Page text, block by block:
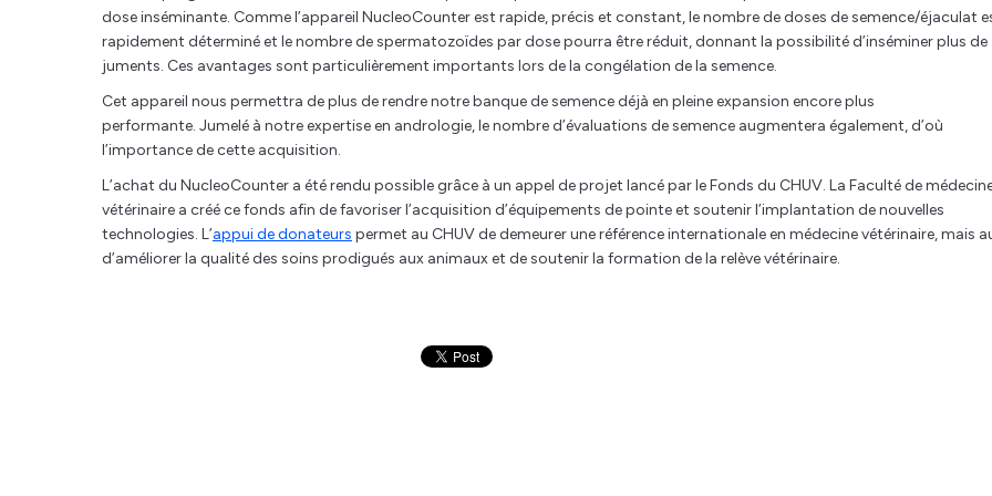
dose inséminante. Comme l’appareil NucleoCounter est rapide, précis et constant, le nombre de doses de semence/éjaculat
rapidement déterminé et le nombre de spermatozoïdes par dose pourra être réduit, donnant la possibilité d’inséminer plus de
juments. Ces avantages sont particulièrement importants lors de la congélation de la semence.
Cet appareil nous permettra de plus de rendre notre banque de semence déjà en pleine expansion encore plus
performante. Jumelé à notre expertise en andrologie, le nombre d’évaluations de semence augmentera également, d’où
l’importance de cette acquisition.
L’achat du NucleoCounter a été rendu possible grâce à un appel de projet lancé par le Fonds du CHUV. La Faculté de
vétérinaire a créé ce fonds afin de favoriser l’acquisition d’équipements de pointe et soutenir l’implantation de nouvelles
technologies. L’appui de donateurs permet au CHUV de demeurer une référence internationale en médecine vétérinaire, mais
d’améliorer la qualité des soins prodigués aux animaux et de soutenir la formation de la relève vétérinaire.